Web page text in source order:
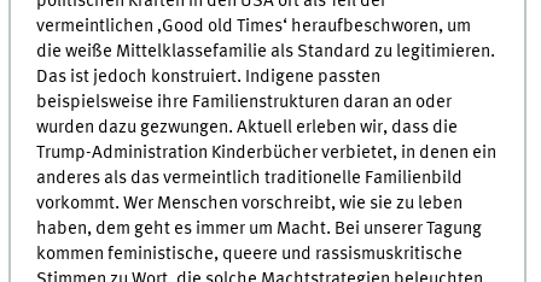
vermeintlichen ‚Good old Times‘ heraufbeschworen, um
die weiße Mittelklassefamilie als Standard zu legitimieren.
Das ist jedoch konstruiert. Indigene passten
beispielsweise ihre Familienstrukturen daran an oder
wurden dazu gezwungen. Aktuell erleben wir, dass die
Trump-Administration Kinderbücher verbietet, in denen ein
anderes als das vermeintlich traditionelle Familienbild
vorkommt. Wer Menschen vorschreibt, wie sie zu leben
haben, dem geht es immer um Macht. Bei unserer Tagung
kommen feministische, queere und rassismuskritische